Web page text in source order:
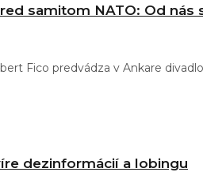
samitom NATO: Od nás
Fico predvádza v Ankare divadlo
dezinformácií a lobingu